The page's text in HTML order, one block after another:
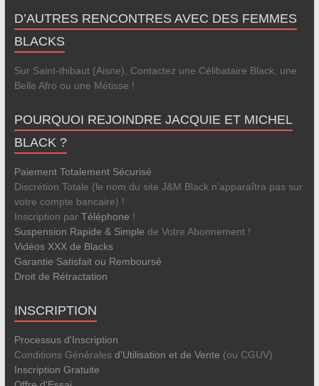
D’AUTRES RENCONTRES AVEC DES FEMMES
BLACKS
Sur Saint-thibaut (Aisne), Contactez une Célibataire Black, une
Belle Afro ou une Métisse !
POURQUOI REJOINDRE JACQUIE ET MICHEL
BLACK ?
Paiement Totalement Sécurisé
Discrétion Totale (le nom du site J&M Black n’apparaîtra pas sur
votre compte bancaire) !
Inscription par Téléphone !
Suspension Rapide & Simple de Votre Abonnement !
Vidéos XXX de Blacks
Garantie Satisfait ou Remboursé
Droit de Rétractation
INSCRIPTION
Processus d'Inscription
Conditions Générales d'Utilisation et de Vente (ou CGUV)
Inscription Gratuite